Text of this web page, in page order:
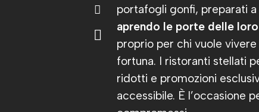
portafogli gonfi, preparati
aprendo le porte delle
proprio per chi vuole vivere
fortuna. I ristoranti stellati
ridotti e promozioni
accessibile. È l’occasione